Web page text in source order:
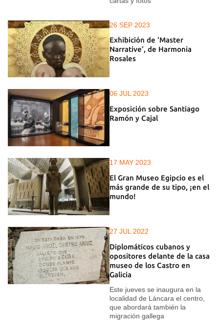
26 SEP 2023
Exhibición de ‘Master
Narrative’, de Harmonia
Rosales
06 JUL 2023
Exposición sobre Santiago
Ramón y Cajal
17 MAY 2023
El Gran Museo Egipcio es el
más grande de su tipo, ¡en el
mundo!
27 JUL 2022
Diplomáticos cubanos y
opositores delante de la casa
museo de los Castro en
Galicia
Este jueves se inaugura en la
localidad de Láncara el centro,
que abordará también la
migración gallega